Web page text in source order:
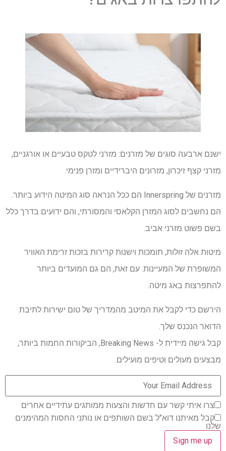
ישנם ארבעה סוגים של מזרנים: מזרני לטקס טבעיים או אורגניים,
מזרני קצף זיכרון, מזרונים היברידיים ומזרן פנימי.
מזרנים של Innerspring הם ככל הנראה סוג המיטה הידוע ביותר.
הם נחשבים לסוג המזרן הקלאסי והמסורתי, והם ידועים בדרך כלל
בשם פשוט מזרני אביב.
מיטות אלה זולות, תומכות וישנות קרירות בזכות זרימת האוויר
המשופרת של המעיינות. עם זאת, הם גם המועדים ביותר
להתפרצות באג מיטה.
הירשם כדי לקבל את המיטב מהמדריך של טום ישירות לתיבת
הדואר הנכנס שלך.
קבל גישה מיידית ל- Breaking News, הביקורות החמות ביותר,
מבצעים מעולים וטיפים מועילים.
צרו איתי קשר עם חדשות והצעות ממותגים עתידיים אחרים
קבל מאיתנו דוא"ל בשם השותפים או נותני החסות המהימנים
שלנו